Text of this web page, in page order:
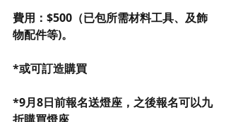
費用：$500（已包所需材料工具、及飾
物配件等)。
*或可訂造購買
*9月8日前報名送燈座，之後報名可以九
折購買燈座